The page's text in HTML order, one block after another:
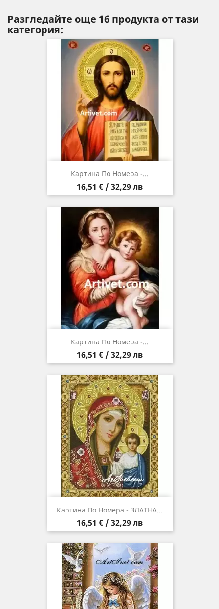
Разгледайте още 16 продукта от тази
категория:
Картина По Номера -...
Цена
16,51 € / 32,29 лв
Картина По Номера -...
Цена
16,51 € / 32,29 лв
Картина По Номера - ЗЛАТНА...
Цена
16,51 € / 32,29 лв